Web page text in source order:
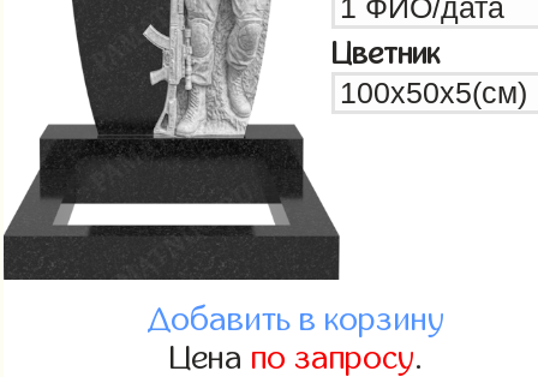
Цветник
Добавить в корзину
Цена по запросу.